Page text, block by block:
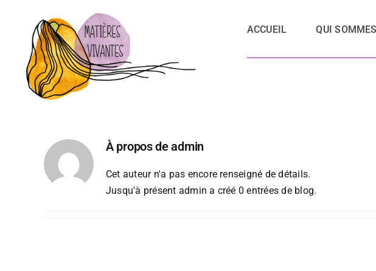
contenu
ACCUEIL QUI
À propos deadmin
Cet auteur n'a pas encore renseigné de détails.
Jusqu'à présent admin a créé 0 entrées de blog.